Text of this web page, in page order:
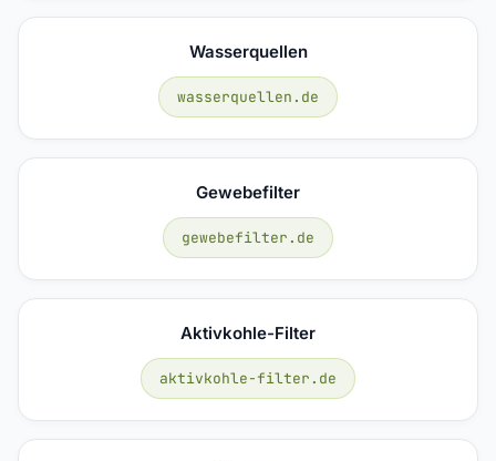
Wasserquellen
wasserquellen.de
Gewebefilter
gewebefilter.de
Aktivkohle-Filter
aktivkohle-filter.de